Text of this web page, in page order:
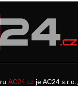
AC24.cz je AC24